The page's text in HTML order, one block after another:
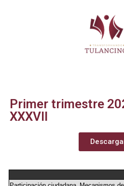
Primer trimestre
XXXVII